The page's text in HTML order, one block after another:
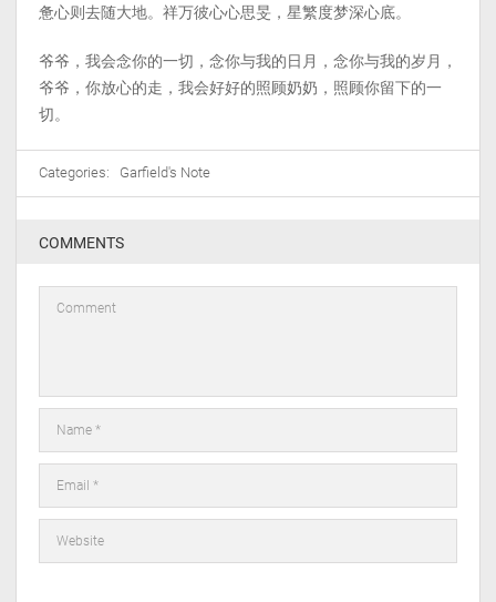
惫心则去随大地。祥万彼心心思旻，星繁度梦深心底。
爷爷，我会念你的一切，念你与我的日月，念你与我的岁月，
爷爷，你放心的走，我会好好的照顾奶奶，照顾你留下的一
切。
Categories: Garfield's Note
COMMENTS